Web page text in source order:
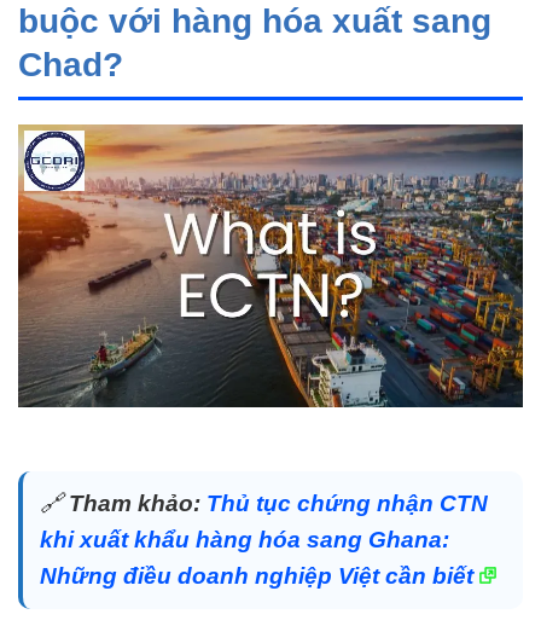
buộc với hàng hóa xuất sang
Chad?
🔗Tham khảo: Thủ tục chứng nhận CTN
khi xuất khẩu hàng hóa sang Ghana:
Những điều doanh nghiệp Việt cần biết